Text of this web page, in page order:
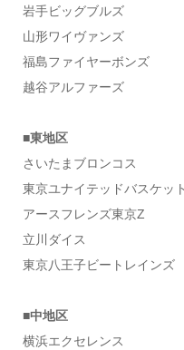
岩手ビッグブルズ
山形ワイヴァンズ
福島ファイヤーボンズ
越谷アルファーズ
■東地区
さいたまブロンコス
東京ユナイテッドバスケッ
アースフレンズ東京Z
立川ダイス
東京八王子ビートレインズ
■中地区
横浜エクセレンス